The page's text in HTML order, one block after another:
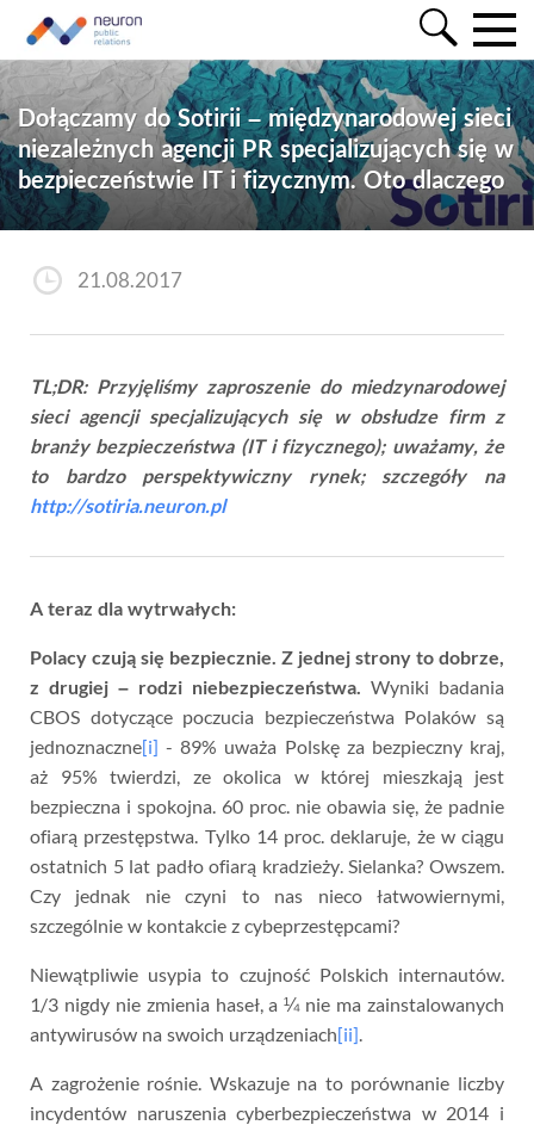
Dołączamy do Sotirii – międzynarodowej sieci
niezależnych agencji PR specjalizujących się w
bezpieczeństwie IT i fizycznym. Oto dlaczego
21.08.2017
TL;DR: Przyjęliśmy zaproszenie do miedzynarodowej
sieci agencji specjalizujących się w obsłudze firm z
branży bezpieczeństwa (IT i fizycznego); uważamy, że
to bardzo perspektywiczny rynek; szczegóły na
http://sotiria.neuron.pl
A teraz dla wytrwałych:
Polacy czują się bezpiecznie. Z jednej strony to dobrze,
z drugiej – rodzi niebezpieczeństwa.
Wyniki badania
CBOS dotyczące poczucia bezpieczeństwa Polaków są
jednoznaczne[i] - 89% uważa Polskę za bezpieczny kraj,
aż 95% twierdzi, ze okolica w której mieszkają jest
bezpieczna i spokojna. 60 proc. nie obawia się, że padnie
ofiarą przestępstwa. Tylko 14 proc. deklaruje, że w ciągu
ostatnich 5 lat padło ofiarą kradzieży. Sielanka? Owszem.
Czy jednak nie czyni to nas nieco łatwowiernymi,
szczególnie w kontakcie z cybeprzestępcami?
Niewątpliwie usypia to czujność Polskich internautów.
1/3 nigdy nie zmienia haseł, a ¼ nie ma zainstalowanych
antywirusów na swoich urządzeniach[ii]
A zagrożenie rośnie. Wskazuje na to porównanie liczby
incydentów naruszenia cyberbezpieczeństwa w 2014 i